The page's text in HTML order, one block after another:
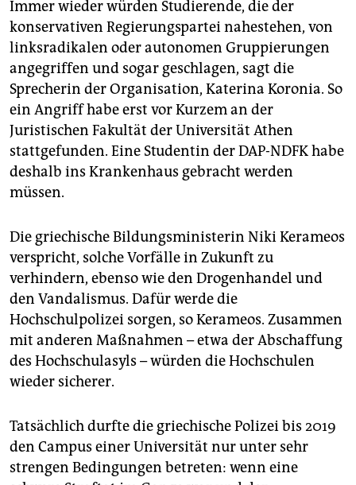
Immer wieder würden Studierende, die der
konservativen Regierungspartei nahestehen, von
linksradikalen oder autonomen Gruppierungen
angegriffen und sogar geschlagen, sagt die
Sprecherin der Organisation, Katerina Koronia. So
ein Angriff habe erst vor Kurzem an der
Juristischen Fakultät der Universität Athen
stattgefunden. Eine Studentin der DAP-NDFK habe
deshalb ins Krankenhaus gebracht werden
müssen.
Die griechische Bildungsministerin Niki Kerameos
verspricht, solche Vorfälle in Zukunft zu
verhindern, ebenso wie den Drogenhandel und
den Vandalismus. Dafür werde die
Hochschulpolizei sorgen, so Kerameos. Zusammen
mit anderen Maßnahmen – etwa der Abschaffung
des Hochschul­asyls – würden die Hochschulen
wieder sicherer.
Tatsächlich durfte die griechische Polizei bis 2019
den Campus einer Universität nur unter sehr
strengen Bedingungen betreten: wenn eine